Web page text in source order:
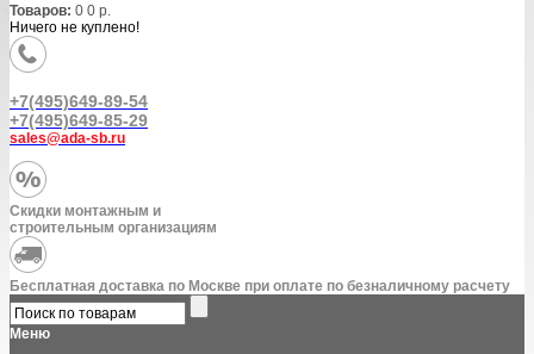
Товаров: 0 0 р.
Ничего не куплено!
+7(495)649-89-54
+7(495)649-85-29
sales@ada-sb.ru
Скидки монтажным и
строительным организациям
Бесплатная доставка по Москве при оплате по безналичному расчету
Меню